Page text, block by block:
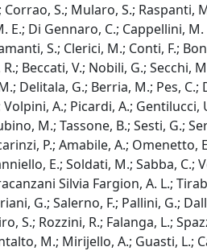
Corrao, S.; Mularo, S.; Raspanti,
E.; Di Gennaro, C.; Cappellini,
S.; Clerici, M.; Conti, F.;
Beccati, V.; Nobili, G.; Secchi,
Delitala, G.; Berria, M.; Pes,
A.; Picardi, A.; Gentilucci,
M.; Tassone, B.; Sesti, G.;
P.; Amabile, A.;
E.; Soldati, M.; Sabba, C.;
Silvia Fargion, A. L.;
G.; Salerno, F.; Pallini, G.;
S.; Rozzini, R.; Falanga, L.;
M.; Mirijello, A.; Guasti, L.;